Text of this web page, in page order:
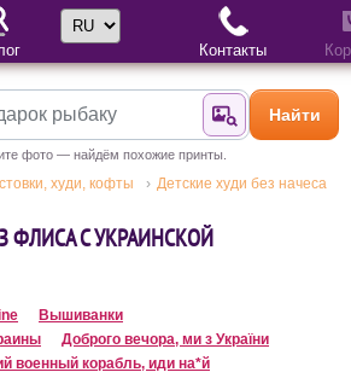
Найти поНайти
фото — найдём похожие принты.
худи, кофты
Детские худи без начеса
ФЛИСА С УКРАИНСКОЙ
Вышиванки
Доброго вечора, ми з України
военный корабль, иди на*й
Выбор языка
Контакты